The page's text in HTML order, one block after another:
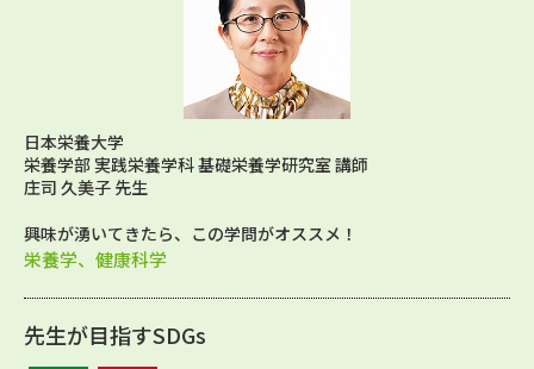
日本栄養大学
栄養学部 実践栄養学科 基礎栄養学研究室 講師
庄司 久美子 先生
興味が湧いてきたら、この学問がオススメ！
栄養学、健康科学
先生が目指すSDGs